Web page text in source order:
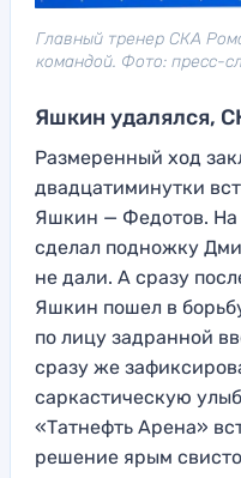
Главный тренер СКА
командой. Фото: пресс-
Яшкин удалялся,
Размеренный ход
двадцатиминутки
Яшкин — Федотов. На
сделал подножку
не дали. А сразу
Яшкин пошел в
по лицу задранной
сразу же
саркастическую
«Татнефть Арена»
решение ярым